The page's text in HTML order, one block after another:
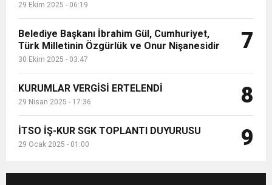
29 Ekim 2025 - 06:19
Belediye Başkanı İbrahim Gül, Cumhuriyet,
Türk Milletinin Özgürlük ve Onur Nişanesidir
30 Ekim 2025 - 03:47
7
KURUMLAR VERGİSİ ERTELENDİ
29 Nisan 2025 - 17:36 8
İTSO İŞ-KUR SGK TOPLANTI DUYURUSU
29 Ocak 2025 - 01:00 9